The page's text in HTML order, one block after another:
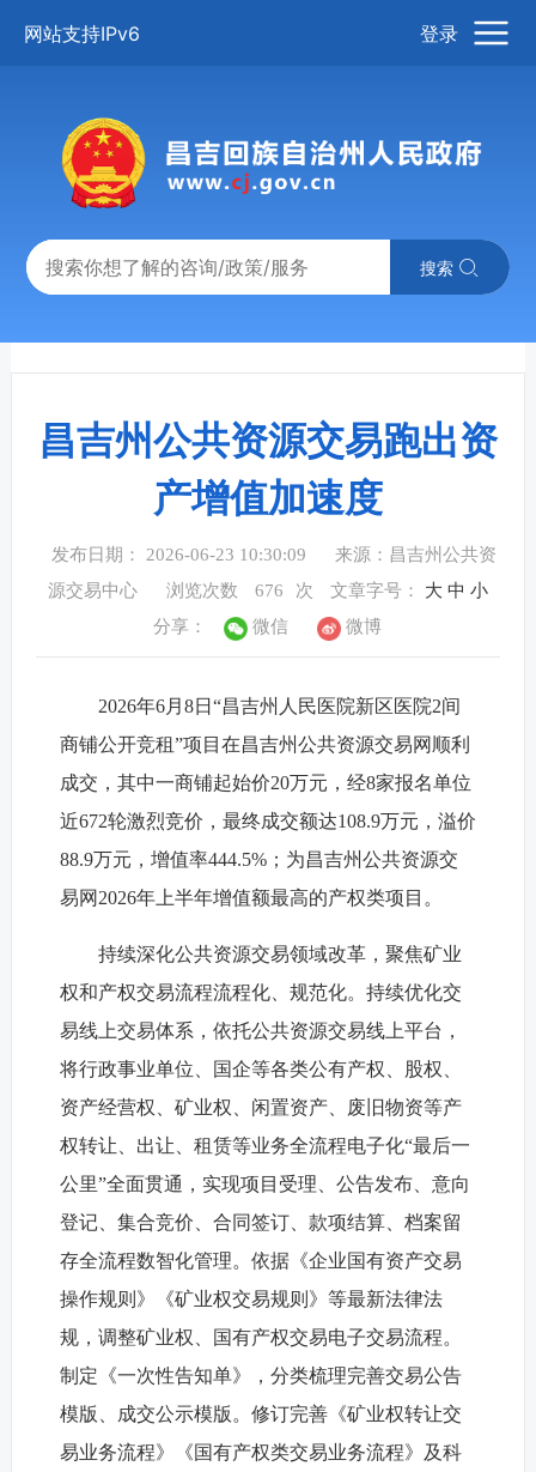
网站支持IPv6 登录
搜索
昌吉州公共资源交易跑出资
产增值加速度
发布日期： 2026-06-23 10:30:09
来源：昌吉州公共资
源交易中心
浏览次数 676 次 文章字号： 大 中 小
分享：
微信 微博
2026年6月8日“昌吉州人民医院新区医院2间
商铺公开竞租”项目在昌吉州公共资源交易网顺利
成交，其中一商铺起始价20万元，经8家报名单位
近672轮激烈竞价，最终成交额达108.9万元，溢价
88.9万元，增值率444.5%；为昌吉州公共资源交
易网2026年上半年增值额最高的产权类项目。
持续深化公共资源交易领域改革，聚焦矿业
权和产权交易流程流程化、规范化。持续优化交
易线上交易体系，依托公共资源交易线上平台，
将行政事业单位、国企等各类公有产权、股权、
资产经营权、矿业权、闲置资产、废旧物资等产
权转让、出让、租赁等业务全流程电子化“最后一
公里”全面贯通，实现项目受理、公告发布、意向
登记、集合竞价、合同签订、款项结算、档案留
存全流程数智化管理。依据《企业国有资产交易
操作规则》《矿业权交易规则》等最新法律法
规，调整矿业权、国有产权交易电子交易流程。
制定《一次性告知单》，分类梳理完善交易公告
模版、成交公示模版。修订完善《矿业权转让交
易业务流程》《国有产权类交易业务流程》及科